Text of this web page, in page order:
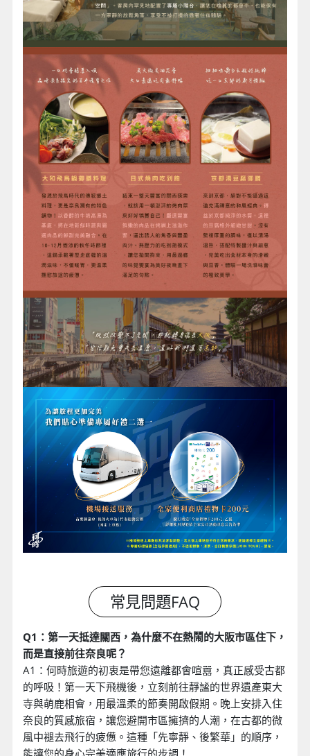
Q1：第一天抵達關西，為什麼不在熱鬧的大阪市區住下，
而是直接前往奈良呢？
A1：何時旅遊的初衷是帶您遠離都會喧囂，真正感受古都
的呼吸！第一天下飛機後，立刻前往靜謐的世界遺產東大
寺與萌鹿相會，用最溫柔的節奏開啟假期。晚上安排入住
奈良的質感旅宿，讓您避開市區擁擠的人潮，在古都的微
風中褪去飛行的疲憊。這種「先寧靜、後繁華」的順序，
能讓您的身心完美適應旅行的步調！